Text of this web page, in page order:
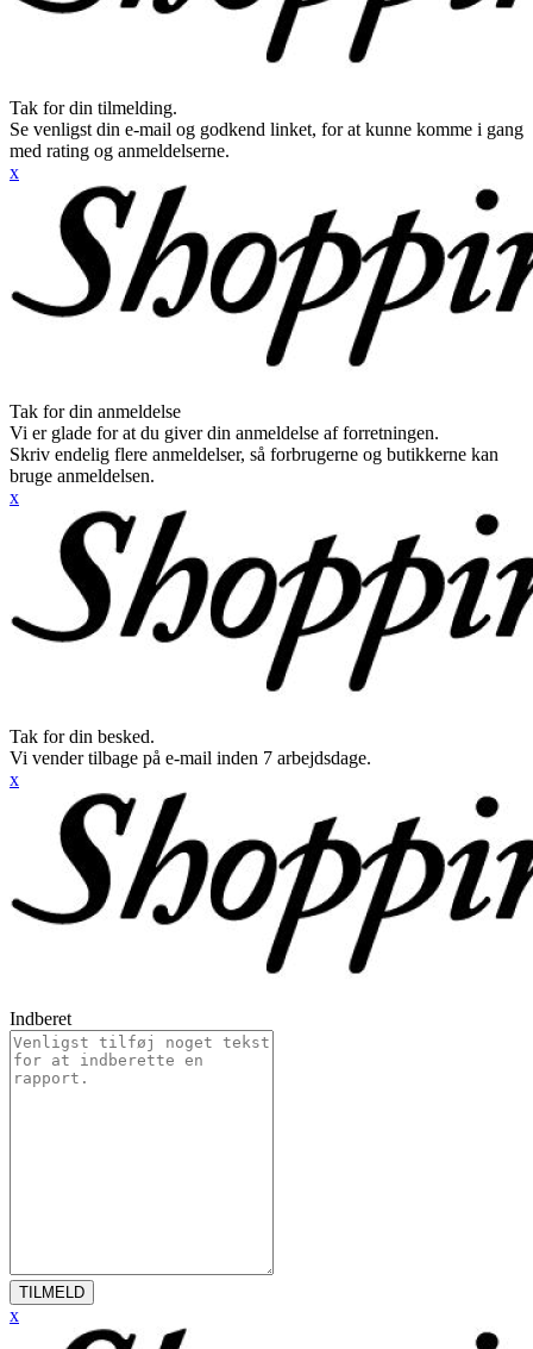
Tak for din tilmelding.
Se venligst din e-mail og godkend linket, for at kunne komme i gang
med rating og anmeldelserne.
x
Tak for din anmeldelse
Vi er glade for at du giver din anmeldelse af forretningen.
Skriv endelig flere anmeldelser, så forbrugerne og butikkerne kan
bruge anmeldelsen.
x
Tak for din besked.
Vi vender tilbage på e-mail inden 7 arbejdsdage.
x
Indberet
TILMELD
x